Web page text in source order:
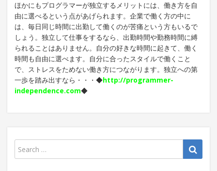
ほかにもプログラマーが独立するメリットには、働き方を自
由に選べるという点があげられます。企業で働く方の中に
は、毎日同じ時間に出勤して働くのが苦痛という方もいるで
しょう。独立して仕事をするなら、出勤時間や勤務時間に縛
られることはありません。自分の好きな時間に起きて、働く
時間も自由に選べます。自分に合ったスタイルで働くこと
で、ストレスをためない働き方につながります。独立への第
一歩を踏み出すなら・・・◆http://programmer-
independence.com◆